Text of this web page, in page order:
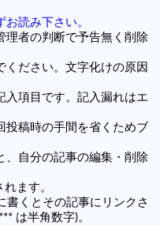
読み下さい。
理者の判断で予告無く削除
ください。文字化けの原因
入項目です。記入漏れはエ
投稿時の手間を省くためブ
、自分の記事の編集・削除
ます。
書くとその記事にリンクさ
は半角数字)。